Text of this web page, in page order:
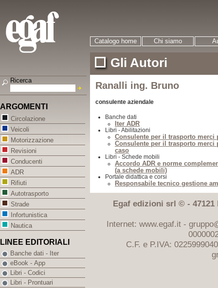
Catalogo home Chi siamo
Gli Autori
Ranalli ing. Bruno
consulente aziendale
Banche dati
Iter ADR
Libri - Abilitazioni
Consulente per il trasporto merci
Consulente per il trasporto merci
caso
Libri - Schede mobili
Accordo ADR e norme
(a schede mobili)
Portale didattica e corsi
Responsabile tecnico gestione
Egaf edizioni srl © - 47121
Internet: www.egaf.it -
C.F. e P.IVA:
Ricerca
ARGOMENTI
Circolazione
Veicoli
Motorizzazione
Revisioni
Conducenti
ADR
Rifiuti
Autotrasporto
Strade
Infortunistica
Nautica
LINEE EDITORIALI
Banche dati - Iter
eBook - App
Libri - Codici
Libri - Prontuari